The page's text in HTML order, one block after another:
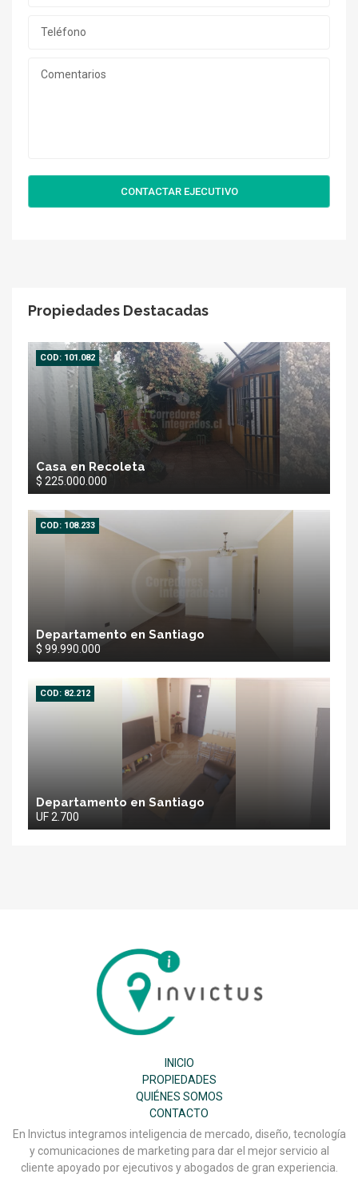
CONTACTAR EJECUTIVO
Propiedades Destacadas
COD: 101.082
Casa en Recoleta
$ 225.000.000
COD: 108.233
Departamento en Santiago
$ 99.990.000
COD: 82.212
Departamento en Santiago
UF 2.700
Inmobiliaria
Invictus
INICIO
PROPIEDADES
QUIÉNES SOMOS
CONTACTO
En Invictus integramos inteligencia de mercado, diseño, tecnología
y comunicaciones de marketing para dar el mejor servicio al
cliente apoyado por ejecutivos y abogados de gran experiencia.